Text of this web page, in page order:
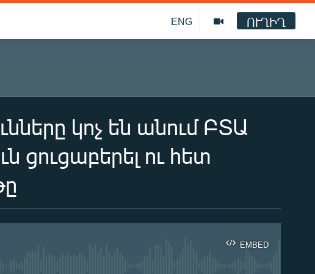
ENG ՈՒՂԻՂ
կոչ են անում ԲՏԱ
ցուցաբերել ու հետ
EMBED